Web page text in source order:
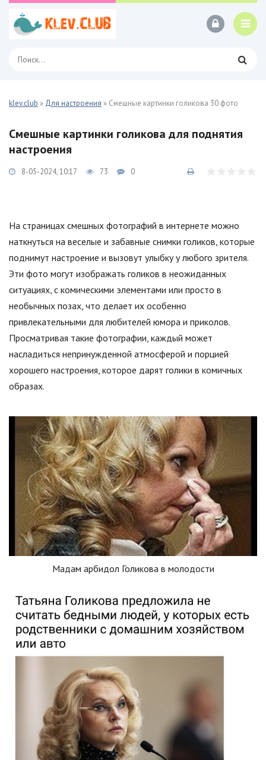
klev.club » Для настроения » Смешные картинки голикова 30 фото
Смешные картинки голикова для поднятия
настроения
8-05-2024, 10:17 73 0
На страницах смешных фотографий в интернете можно
наткнуться на веселые и забавные снимки голиков, которые
поднимут настроение и вызовут улыбку у любого зрителя.
Эти фото могут изображать голиков в неожиданных
ситуациях, с комическими элементами или просто в
необычных позах, что делает их особенно
привлекательными для любителей юмора и приколов.
Просматривая такие фотографии, каждый может
насладиться непринужденной атмосферой и порцией
хорошего настроения, которое дарят голики в комичных
образах.
Мадам арбидол Голикова в молодости